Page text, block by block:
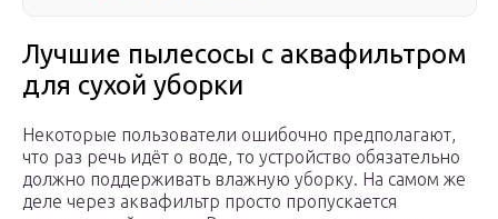
Лучшие пылесосы с аквафильтром
для сухой уборки
Некоторые пользователи ошибочно предполагают,
что раз речь идёт о воде, то устройство обязательно
должно поддерживать влажную уборку. На самом же
деле через аквафильтр просто пропускается